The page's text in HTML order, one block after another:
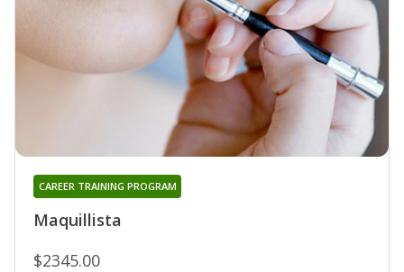
Maquillista
CAREER TRAINING PROGRAM
$2345.00